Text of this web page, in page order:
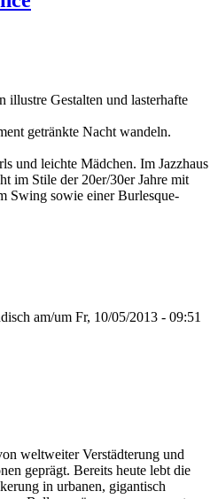
Gestalten und lasterhafte
getränkte Nacht wandeln.
und leichte Mädchen. Im Jazzhaus
im Stile der 20er/30er Jahre mit
Swing sowie einer Burlesque-
am/um Fr, 10/05/2013 - 09:51
weltweiter Verstädterung und
geprägt. Bereits heute lebt die
in urbanen, gigantisch